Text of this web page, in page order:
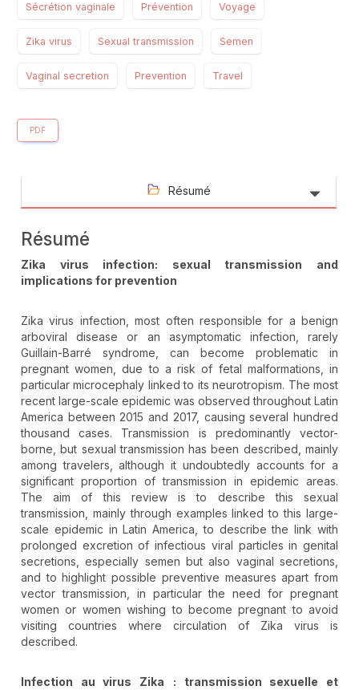
Sécrétion vaginale Prévention Voyage
Zika virus Sexual transmission Semen
Vaginal secretion Prevention Travel
PDF
Résumé
Résumé
Zika virus infection: sexual transmission and
implications for prevention
Zika virus infection, most often responsible for a benign
arboviral disease or an asymptomatic infection, rarely
Guillain-Barré syndrome, can become problematic in
pregnant women, due to a risk of fetal malformations, in
particular microcephaly linked to its neurotropism. The most
recent large-scale epidemic was observed throughout Latin
America between 2015 and 2017, causing several hundred
thousand cases. Transmission is predominantly vector-
borne, but sexual transmission has been described, mainly
among travelers, although it undoubtedly accounts for a
significant proportion of transmission in epidemic areas.
The aim of this review is to describe this sexual
transmission, mainly through examples linked to this large-
scale epidemic in Latin America, to describe the link with
prolonged excretion of infectious viral particles in genital
secretions, especially semen but also vaginal secretions,
and to highlight possible preventive measures apart from
vector transmission, in particular the need for pregnant
women or women wishing to become pregnant to avoid
visiting countries where circulation of Zika virus is
described.
Infection au virus Zika
: transmission sexuelle et